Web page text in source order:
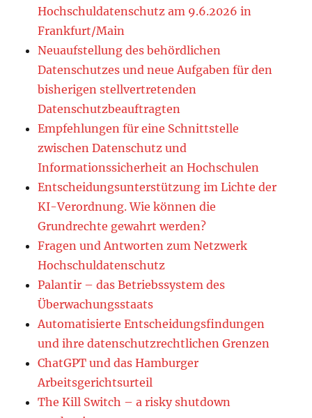
Hochschuldatenschutz am 9.6.2026 in
Frankfurt/Main
Neuaufstellung des behördlichen
Datenschutzes und neue Aufgaben für den
bisherigen stellvertretenden
Datenschutzbeauftragten
Empfehlungen für eine Schnittstelle
zwischen Datenschutz und
Informationssicherheit an Hochschulen
Entscheidungsunterstützung im Lichte der
KI-Verordnung. Wie können die
Grundrechte gewahrt werden?
Fragen und Antworten zum Netzwerk
Hochschuldatenschutz
Palantir – das Betriebssystem des
Überwachungsstaats
Automatisierte Entscheidungsfindungen
und ihre datenschutzrechtlichen Grenzen
ChatGPT und das Hamburger
Arbeitsgerichtsurteil
The Kill Switch – a risky shutdown